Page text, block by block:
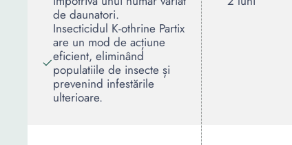
de daunatori.
Insecticidul K-othrine Partix
are un mod de acțiune
eficient, eliminând
populatiile de insecte și
prevenind infestările
ulterioare.